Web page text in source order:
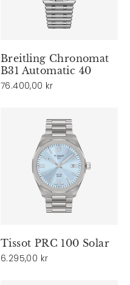
Breitling Chronomat
B31 Automatic 40
76.400,00 kr
Tissot PRC 100 Solar
6.295,00 kr